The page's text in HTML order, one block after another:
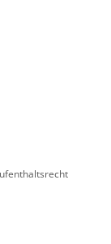
WESTERWALD